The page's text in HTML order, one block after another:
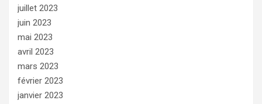
juillet 2023
juin 2023
mai 2023
avril 2023
mars 2023
février 2023
janvier 2023